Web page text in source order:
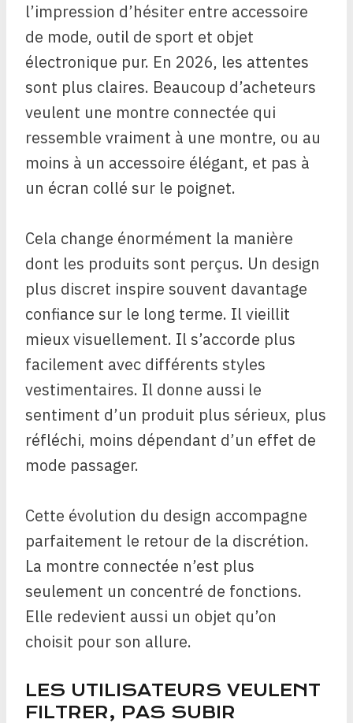
l’impression d’hésiter entre accessoire
de mode, outil de sport et objet
électronique pur. En 2026, les attentes
sont plus claires. Beaucoup d’acheteurs
veulent une montre connectée qui
ressemble vraiment à une montre, ou au
moins à un accessoire élégant, et pas à
un écran collé sur le poignet.
Cela change énormément la manière
dont les produits sont perçus. Un design
plus discret inspire souvent davantage
confiance sur le long terme. Il vieillit
mieux visuellement. Il s’accorde plus
facilement avec différents styles
vestimentaires. Il donne aussi le
sentiment d’un produit plus sérieux, plus
réfléchi, moins dépendant d’un effet de
mode passager.
Cette évolution du design accompagne
parfaitement le retour de la discrétion.
La montre connectée n’est plus
seulement un concentré de fonctions.
Elle redevient aussi un objet qu’on
choisit pour son allure.
LES UTILISATEURS VEULENT
FILTRER, PAS SUBIR